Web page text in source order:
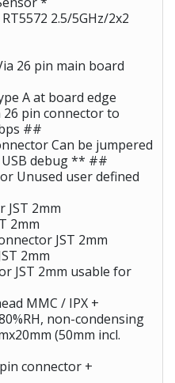
2.5/5GHz/2x2
26 pin main board
A at board edge
26 pin connector to
##
Can be jumpered
USB debug ** ##
Unused user defined
JST 2mm
2mm
JST 2mm
2mm
JST 2mm usable for
MMC / IPX +
non-condensing
(50mm incl.
connector +